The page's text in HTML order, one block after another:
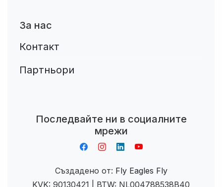
За нас
Контакт
Партньори
Последвайте ни в социалните
мрежи
Създадено от: Fly Eagles Fly
KVK: 90130421 | BTW: NL004788538B40